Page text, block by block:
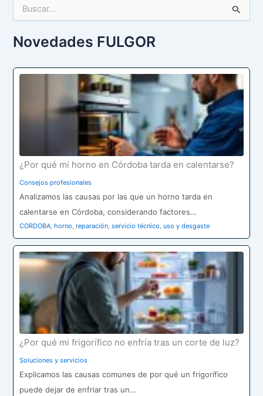
c
a
p
Novedades FULGOR
¿Por qué mi horno en Córdoba tarda en calentarse?
Consejos profesionales
Analizamos las causas por las que un horno tarda en
calentarse en Córdoba, considerando factores…
CORDOBA ,horno ,reparación ,servicio técnico ,uso y desgaste
¿Por qué mi frigorífico no enfría tras un corte de luz?
Soluciones y servicios
Explicamos las causas comunes de por qué un frigorífico
puede dejar de enfriar tras un…